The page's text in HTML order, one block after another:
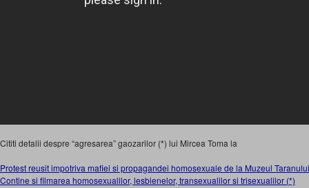
Cititi detalii despre “agresarea” gaozarilor (*) lui Mircea Toma la
Protest reusit impotriva mafiei si propagandei homosexuale de la Muzeul
Contine si filmarea homosexualilor, lesbienelor, transexualilor si trisexualilor (*)